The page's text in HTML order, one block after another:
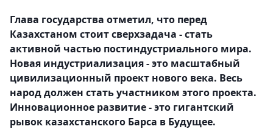
Глава государства отметил, что перед
Казахстаном стоит сверхзадача - стать
активной частью постиндустриального мира.
Новая индустриализация - это масштабный
цивилизационный проект нового века. Весь
народ должен стать участником этого проекта.
Инновационное развитие - это гигантский
рывок казахстанского Барса в Будущее.